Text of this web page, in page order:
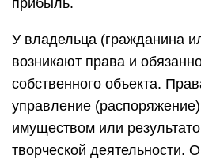
прибыль.
У владельца (гражданина
возникают права и
собственного объекта.
управление
имуществом или
творческой деятельности.